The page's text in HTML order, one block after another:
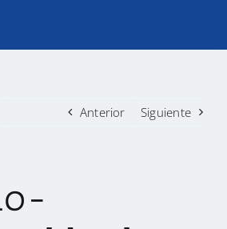
Anterior Siguiente